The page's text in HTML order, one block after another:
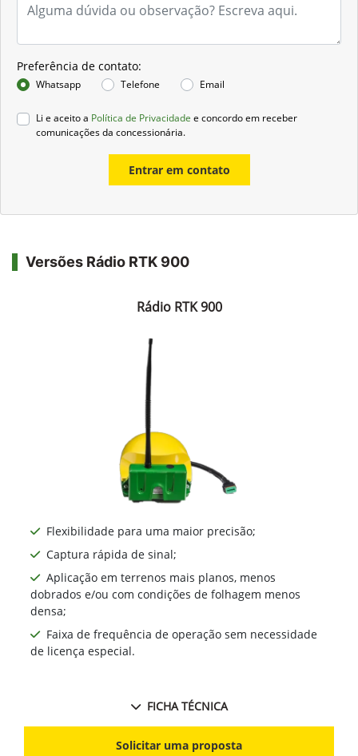
Preferência de contato:
Whatsapp Telefone Email
Li e aceito a Política de Privacidade e concordo em receber
comunicações da concessionária.
Entrar em contato
Versões Rádio RTK 900
Rádio RTK 900
Flexibilidade para uma maior precisão;
Captura rápida de sinal;
Aplicação em terrenos mais planos, menos
dobrados e/ou com condições de folhagem menos
densa;
Faixa de frequência de operação sem necessidade
de licença especial.
FICHA TÉCNICA
Solicitar uma proposta